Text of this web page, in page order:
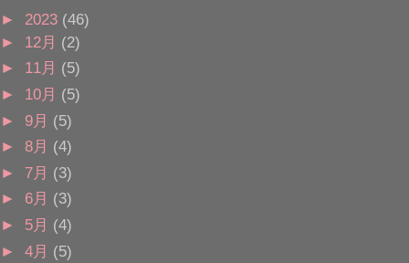
► 2023 (46)
► 12月 (2)
► 11月 (5)
► 10月 (5)
► 9月 (5)
► 8月 (4)
► 7月 (3)
► 6月 (3)
► 5月 (4)
► 4月 (5)